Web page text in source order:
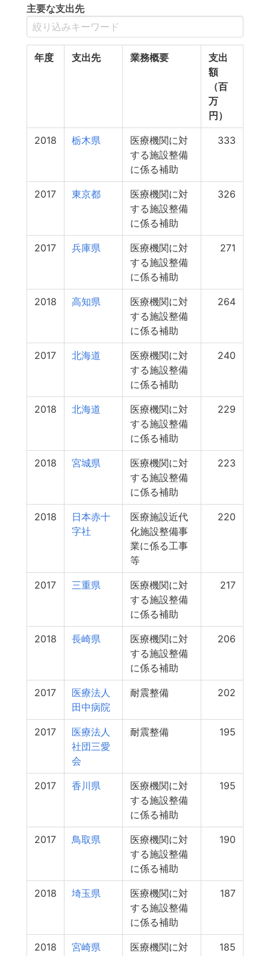
主要な支出先
年度 支出先 業務概要
支出
額
（百
万
円）
2018 栃木県
医療機関に対
する施設整備
に係る補助
333
2017 東京都
医療機関に対
する施設整備
に係る補助
326
2017 兵庫県
医療機関に対
する施設整備
に係る補助
271
2018 高知県
医療機関に対
する施設整備
に係る補助
264
2017 北海道
医療機関に対
する施設整備
に係る補助
240
2018 北海道
医療機関に対
する施設整備
に係る補助
229
2018 宮城県
医療機関に対
する施設整備
に係る補助
223
2018
日本赤十
字社
医療施設近代
化施設整備事
業に係る工事
等
220
2017 三重県
医療機関に対
する施設整備
に係る補助
217
2018 長崎県
医療機関に対
する施設整備
に係る補助
206
2017
医療法人
田中病院
耐震整備 202
2017
医療法人
社団三愛
会
耐震整備 195
2017 香川県
医療機関に対
する施設整備
に係る補助
195
2017 鳥取県
医療機関に対
する施設整備
に係る補助
190
2018 埼玉県
医療機関に対
する施設整備
に係る補助
187
2018 宮崎県
医療機関に対
185